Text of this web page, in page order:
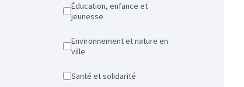
Éducation, enfance et
jeunesse
Environnement et nature en
ville
Santé et solidarité